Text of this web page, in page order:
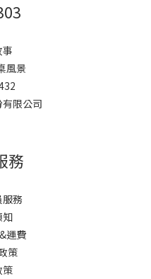
風景
限公司
務
服務
知
運費
策
策